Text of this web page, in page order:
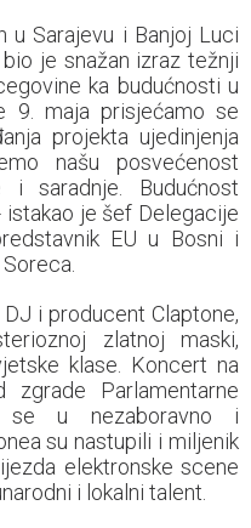
u Sarajevu i Banjoj Luci
je snažan izraz težnji
ka budućnosti u
9. maja prisjećamo se
projekta ujedinjenja
našu posvećenost
i saradnje. Budućnost
istakao je šef Delegacije
EU u Bosni i
i producent Claptone,
zlatnoj maski,
klase. Koncert na
Parlamentarne
se u nezaboravno i
su nastupili i miljenik
elektronske scene
i lokalni talent.